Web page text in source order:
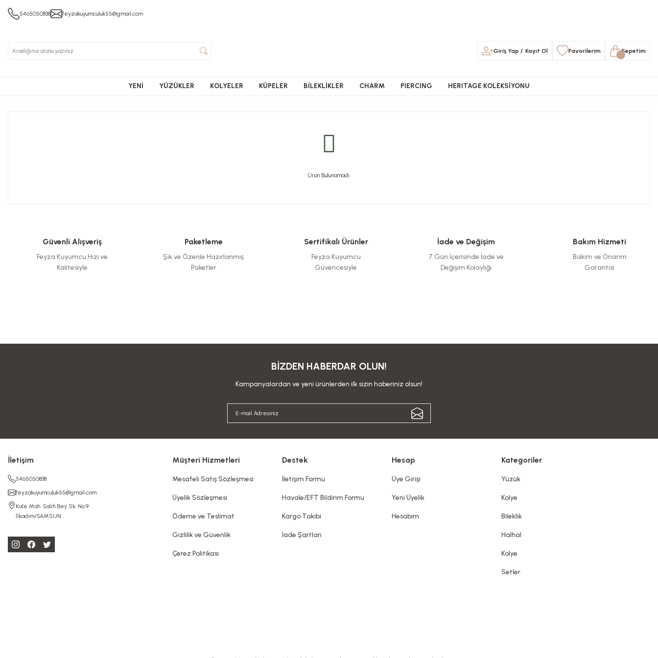
5465050838 feyzakuyumculuk55@gmail.com
Giriş Yap / Kayıt Ol Favorilerim Sepetim
YENİ YÜZÜKLER KOLYELER KÜPELER BİLEKLİKLER CHARM PIERCING HERITAGE KOLEKSİYONU
Ürün Bulunamadı.
Güvenli Alışveriş
Feyza Kuyumcu Hızı ve
Kalitesiyle
Paketleme
Şık ve Özenle Hazırlanmış
Paketler
Sertifikalı Ürünler
Feyza Kuyumcu
Güvencesiyle
İade ve Değişim
7 Gün İçerisinde İade ve
Değişim Kolaylığı
Bakım Hizmeti
Bakım ve Onarım
Garantisi
BİZDEN HABERDAR OLUN!
Kampanyalardan ve yeni ürünlerden ilk sizin haberiniz olsun!
İletişim
5465050838
feyzakuyumculuk55@gmail.com
Kale Mah. Salih Bey Sk. No:9
İlkadım/SAMSUN
Müşteri Hizmetleri
Mesafeli Satış Sözleşmesi
Üyelik Sözleşmesi
Ödeme ve Teslimat
Gizlilik ve Güvenlik
Çerez Politikası
Destek
İletişim Formu
Havale/EFT Bildirim Formu
Kargo Takibi
İade Şartları
Hesap
Üye Girişi
Yeni Üyelik
Hesabım
Kategoriler
Yüzük
Kolye
Bileklik
Halhal
Kolye
Setler